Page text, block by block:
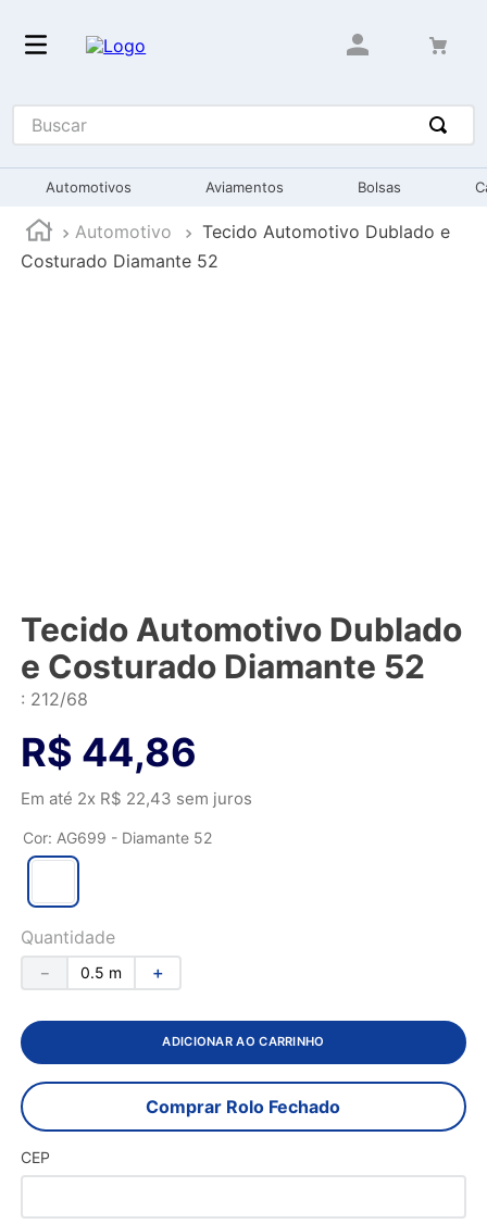
Buscar
Automotivos Aviamentos Bolsas
Automotivo
Tecido Automotivo Dublado e
Costurado Diamante 52
Tecido Automotivo Dublado
e Costurado Diamante 52
: 212/68
R$ 44,86
Em até 2x R$ 22,43 sem juros
Cor: AG699 - Diamante 52
Quantidade
＋
－
ADICIONAR AO CARRINHO
Comprar Rolo Fechado
CEP